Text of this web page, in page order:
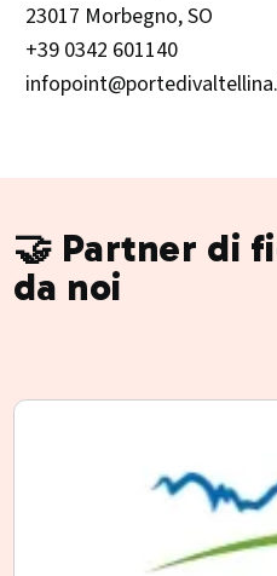
23017 Morbegno, SO
+39 0342 601140
🤝 Partner di
da noi